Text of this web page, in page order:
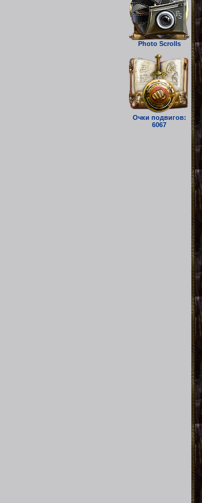
Photo Scrolls
Очки подвигов:
6067